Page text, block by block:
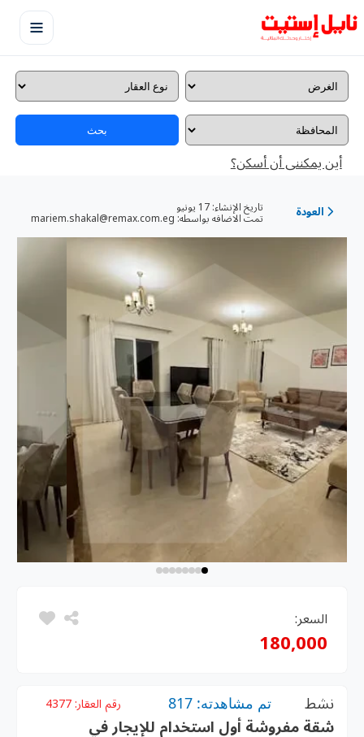
بحث
أين يمكننى أن أسكن؟
العودة تاريخ الإنشاء:
تمت الاضافه بواسطه: mariem.shakal@remax.com.eg
السعر:
180,000
نشط تم مشاهدته: 817 رقم العقار:4377
شقة مفروشة أول استخدام للإيجار في